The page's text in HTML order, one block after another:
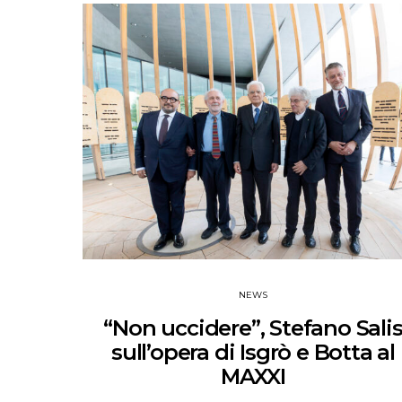
NEWS
“Non uccidere”, Stefano Salis
sull’opera di Isgrò e Botta al
MAXXI